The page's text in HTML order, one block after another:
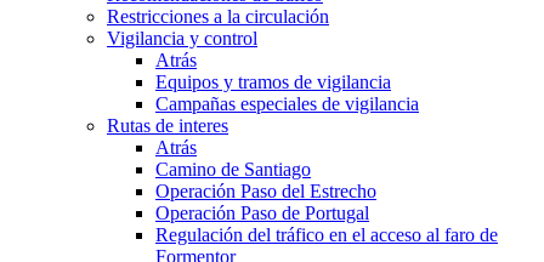
Restricciones a la circulación
Vigilancia y control
Atrás
Equipos y tramos de vigilancia
Campañas especiales de vigilancia
Rutas de interes
Atrás
Camino de Santiago
Operación Paso del Estrecho
Operación Paso de Portugal
Regulación del tráfico en el acceso al faro de
Formentor